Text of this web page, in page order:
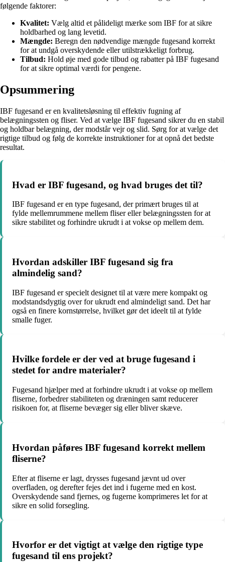
følgende faktorer:
Kvalitet: Vælg altid et pålideligt mærke som IBF for at sikre
holdbarhed og lang levetid.
Mængde: Beregn den nødvendige mængde fugesand korrekt
for at undgå overskydende eller utilstrækkeligt forbrug.
Tilbud: Hold øje med gode tilbud og rabatter på IBF fugesand
for at sikre optimal værdi for pengene.
Opsummering
IBF fugesand er en kvalitetsløsning til effektiv fugning af
belægningssten og fliser. Ved at vælge IBF fugesand sikrer du en stabil
og holdbar belægning, der modstår vejr og slid. Sørg for at vælge det
rigtige tilbud og følg de korrekte instruktioner for at opnå det bedste
resultat.
Hvad er IBF fugesand, og hvad bruges det til?
IBF fugesand er en type fugesand, der primært bruges til at
fylde mellemrummene mellem fliser eller belægningssten for at
sikre stabilitet og forhindre ukrudt i at vokse op mellem dem.
Hvordan adskiller IBF fugesand sig fra
almindelig sand?
IBF fugesand er specielt designet til at være mere kompakt og
modstandsdygtig over for ukrudt end almindeligt sand. Det har
også en finere kornstørrelse, hvilket gør det ideelt til at fylde
smalle fuger.
Hvilke fordele er der ved at bruge fugesand i
stedet for andre materialer?
Fugesand hjælper med at forhindre ukrudt i at vokse op mellem
fliserne, forbedrer stabiliteten og dræningen samt reducerer
risikoen for, at fliserne bevæger sig eller bliver skæve.
Hvordan påføres IBF fugesand korrekt mellem
fliserne?
Efter at fliserne er lagt, drysses fugesand jævnt ud over
overfladen, og derefter fejes det ind i fugerne med en kost.
Overskydende sand fjernes, og fugerne komprimeres let for at
sikre en solid forsegling.
Hvorfor er det vigtigt at vælge den rigtige type
fugesand til ens projekt?